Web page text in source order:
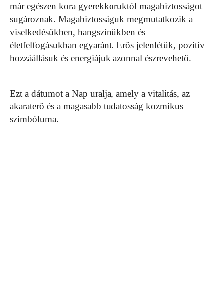
már egészen kora gyerekkoruktól magabiztosságot
sugároznak. Magabiztosságuk megmutatkozik a
viselkedésükben, hangszínükben és
életfelfogásukban egyaránt. Erős jelenlétük, pozitív
hozzáállásuk és energiájuk azonnal észrevehető.
Ezt a dátumot a Nap uralja, amely a vitalitás, az
akaraterő és a magasabb tudatosság kozmikus
szimbóluma.